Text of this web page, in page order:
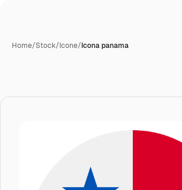
Home/Stock/Icone/Icona panama